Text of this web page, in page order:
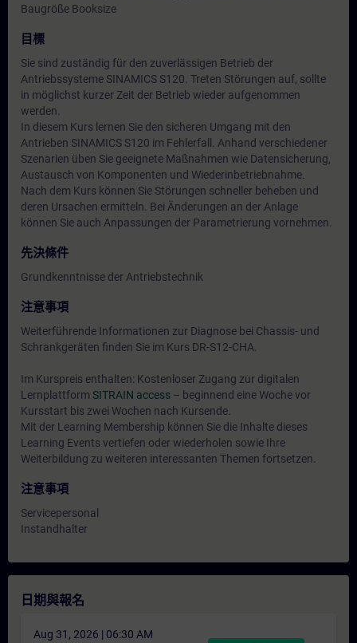
Baugröße Booksize
目標
Sie sind zuständig für den zuverlässigen Betrieb der
Antriebssysteme SINAMICS S120. Treten Störungen auf, sollte
in möglichst kurzer Zeit der Betrieb wieder aufgenommen
werden.
In diesem Kurs lernen Sie den sicheren Umgang mit den
Antrieben SINAMICS S120 im Fehlerfall. Anhand verschiedener
Szenarien üben Sie geeignete Maßnahmen wie Datensicherung,
Austausch von Komponenten und Wiederinbetriebnahme.
Nach dem Kurs können Sie Störungen schneller beheben und
deren Ursachen ermitteln. Bei Änderungen an der Anlage
können Sie auch Anpassungen der Parametrierung vornehmen.
先決條件
Grundkenntnisse der Antriebstechnik
注意事項
Weiterführende Informationen zur Diagnose bei Chassis- und
Schrankgeräten finden Sie im Kurs DR-S12-CHA.
Im Kurspreis enthalten: Kostenloser Zugang zur digitalen
Lernplattform SITRAIN access – beginnend eine Woche vor
Kursstart bis zwei Wochen nach Kursende.
Mit der Learning Membership können Sie die Inhalte dieses
Learning Events vertiefen oder wiederholen sowie Ihre
Weiterbildung zu weiteren interessanten Themen fortsetzen.
注意事項
Servicepersonal
Instandhalter
日期與報名
Aug 31, 2026 | 06:30 AM